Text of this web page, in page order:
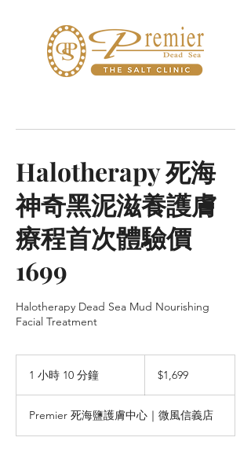
Halotherapy 死海
神奇黑泥滋養護膚
療程首次體驗價
1699
Halotherapy Dead Sea Mud Nourishing
Facial Treatment
1 小時 10 分鐘
0
分
$1,699
Premier 死海鹽護膚中心｜微風信義店